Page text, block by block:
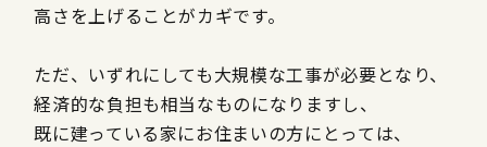
高さを上げることがカギです。
ただ、いずれにしても大規模な工事が必要となり、
経済的な負担も相当なものになりますし、
既に建っている家にお住まいの方にとっては、